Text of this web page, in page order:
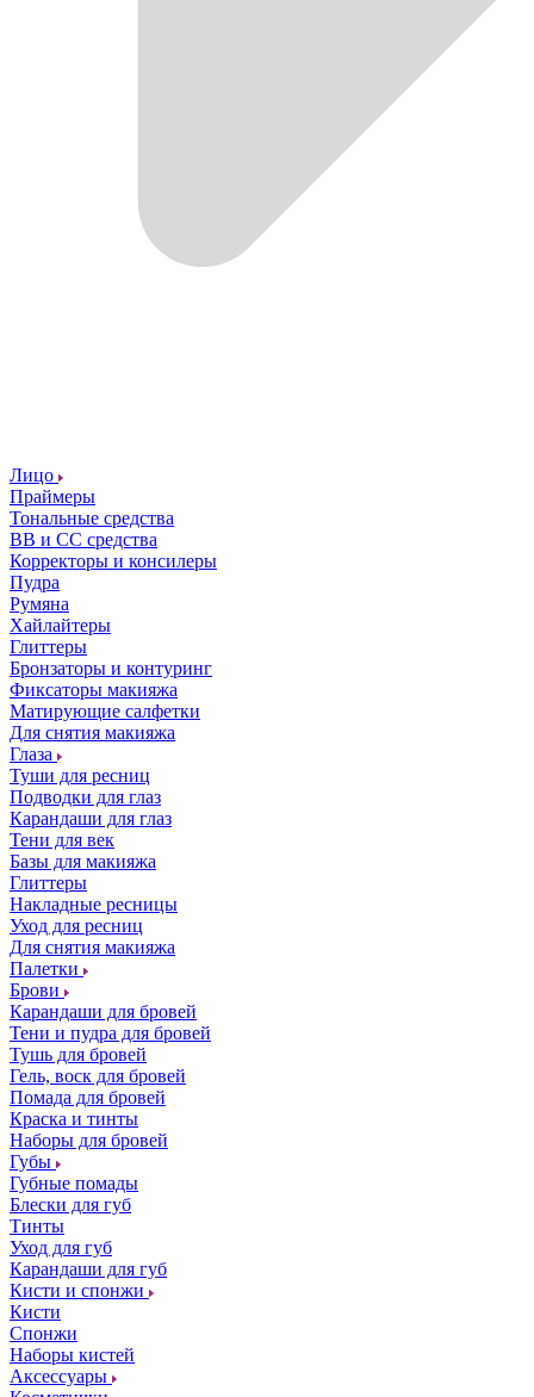
Лицо
Праймеры
Тональные средства
ВВ и СС средства
Корректоры и консилеры
Пудра
Румяна
Хайлайтеры
Глиттеры
Бронзаторы и контуринг
Фиксаторы макияжа
Матирующие салфетки
Для снятия макияжа
Глаза
Туши для ресниц
Подводки для глаз
Карандаши для глаз
Тени для век
Базы для макияжа
Глиттеры
Накладные ресницы
Уход для ресниц
Для снятия макияжа
Палетки
Брови
Карандаши для бровей
Тени и пудра для бровей
Тушь для бровей
Гель, воск для бровей
Помада для бровей
Краска и тинты
Наборы для бровей
Губы
Губные помады
Блески для губ
Тинты
Уход для губ
Карандаши для губ
Кисти и спонжи
Кисти
Спонжи
Наборы кистей
Аксессуары